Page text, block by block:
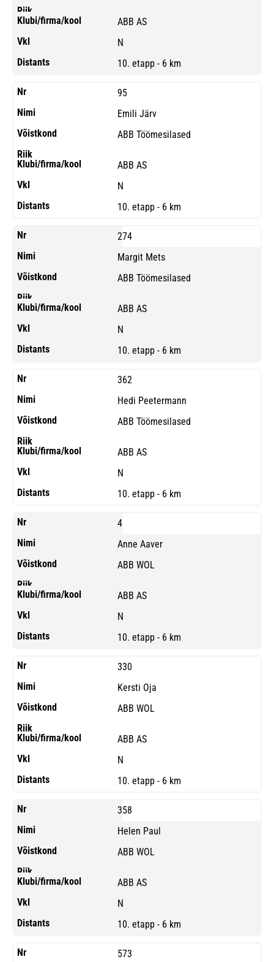
ABB AS
N
10. etapp - 6 km
95
Emili Järv
ABB Töömesilased
ABB AS
N
10. etapp - 6 km
274
Margit Mets
ABB Töömesilased
ABB AS
N
10. etapp - 6 km
362
Hedi Peetermann
ABB Töömesilased
ABB AS
N
10. etapp - 6 km
4
Anne Aaver
ABB WOL
ABB AS
N
10. etapp - 6 km
330
Kersti Oja
ABB WOL
ABB AS
N
10. etapp - 6 km
358
Helen Paul
ABB WOL
ABB AS
N
10. etapp - 6 km
573